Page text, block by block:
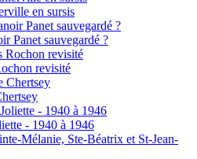
en sursis
Panet sauvegardé ?
revisité
- 1940 à 1946